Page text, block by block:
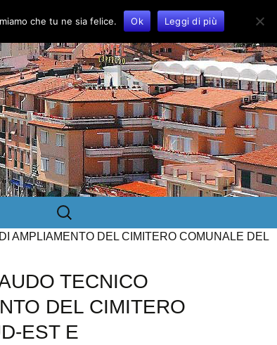
Ricerca
per:
AMPLIAMENTO DEL CIMITERO COMUNALE DEL
TECNICO
DEL CIMITERO
EST E
che tu ne sia felice. Ok Leggi di più